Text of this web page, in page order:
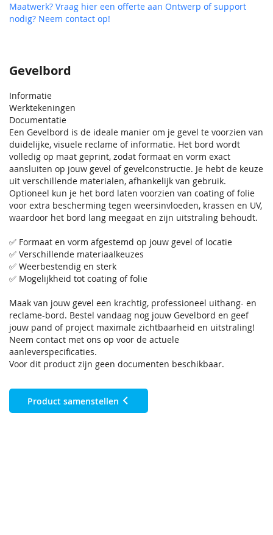
Gevelbord
Informatie
Werktekeningen
Documentatie
Een Gevelbord is de ideale manier om je gevel te voorzien van
duidelijke, visuele reclame of informatie. Het bord wordt
volledig op maat geprint, zodat formaat en vorm exact
aansluiten op jouw gevel of gevelconstructie. Je hebt de keuze
uit verschillende materialen, afhankelijk van gebruik.
Optioneel kun je het bord laten voorzien van coating of folie
voor extra bescherming tegen weersinvloeden, krassen en UV,
waardoor het bord lang meegaat en zijn uitstraling behoudt.
✅ Formaat en vorm afgestemd op jouw gevel of locatie
✅ Verschillende materiaalkeuzes
✅ Weerbestendig en sterk
✅ Mogelijkheid tot coating of folie
Maak van jouw gevel een krachtig, professioneel uithang- en
reclame-bord. Bestel vandaag nog jouw Gevelbord en geef
jouw pand of project maximale zichtbaarheid en uitstraling!
Neem contact met ons op voor de actuele
aanleverspecificaties.
Voor dit product zijn geen documenten beschikbaar.
Product samenstellen
Maatwerk? Vraag hier een offerte aan Ontwerp of support
nodig? Neem contact op!